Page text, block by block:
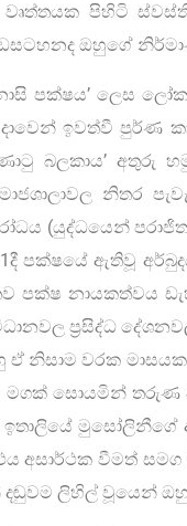
වෘත්තයක පිහිටි
ඔහුගේ
පක්ෂය’ ලෙස
ඉවත්වී පුර්ණ
බලකාය’ අතුරු
නිතර
(යුද්ධයෙන්
පක්ෂයේ ඇතිවූ
පක්ෂ නායකත්වය
ප්‍රසිද්ධ
ඒ නිසාම වරක
මගක් සොයමින් තරුණ
මුසෝලිනීගේ
අසාර්ථක වීමත්
දඬුවම ලිහිල් වූයෙන්